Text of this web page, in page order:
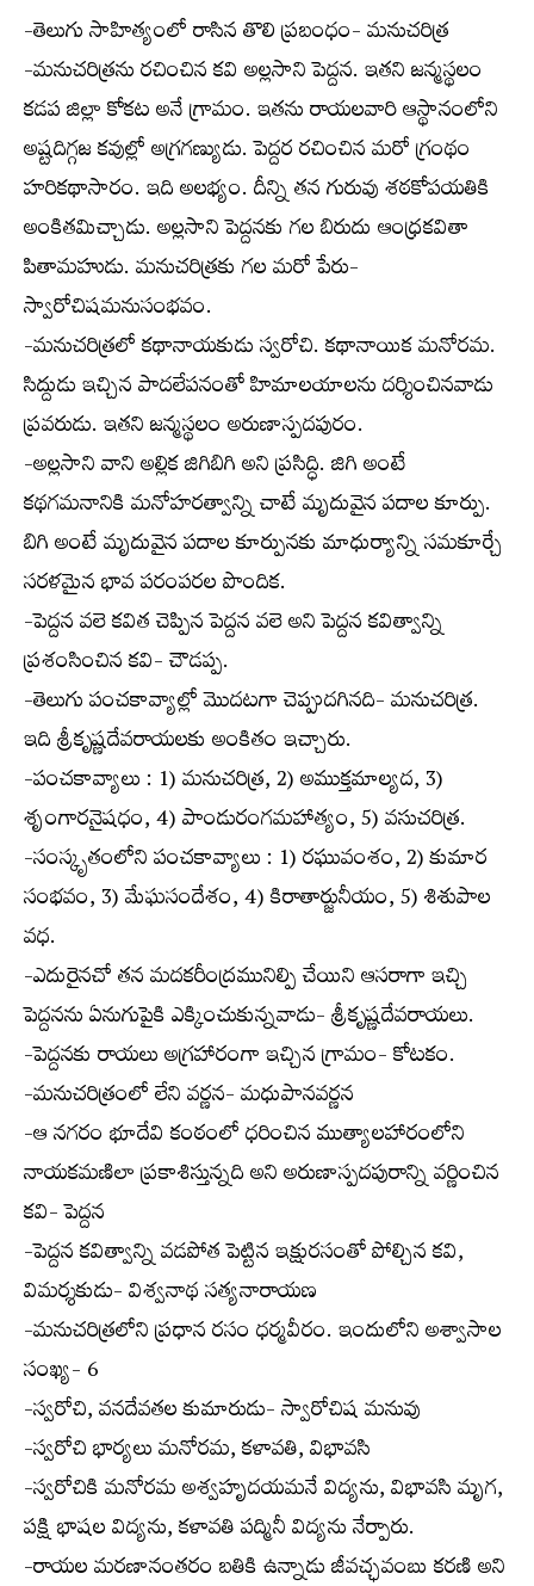
-తెలుగు సాహిత్యంలో రాసిన తొలి ప్రబంధం- మనుచరిత్ర
-మనుచరిత్రను రచించిన కవి అల్లసాని పెద్దన. ఇతని జన్మస్థలం
కడప జిల్లా కోకట అనే గ్రామం. ఇతను రాయలవారి ఆస్థానంలోని
అష్టదిగ్గజ కవుల్లో అగ్రగణ్యుడు. పెద్దర రచించిన మరో గ్రంథం
హరికథాసారం. ఇది అలభ్యం. దీన్ని తన గురువు శఠకోపయతికి
అంకితమిచ్చాడు. అల్లసాని పెద్దనకు గల బిరుదు ఆంధ్రకవితా
పితామహుడు. మనుచరిత్రకు గల మరో పేరు-
స్వారోచిషమనుసంభవం.
-మనుచరిత్రలో కథానాయకుడు స్వరోచి. కథానాయిక మనోరమ.
సిద్దుడు ఇచ్చిన పాదలేపనంతో హిమాలయాలను దర్శించినవాడు
ప్రవరుడు. ఇతని జన్మస్థలం అరుణాస్పదపురం.
-అల్లసాని వాని అల్లిక జిగిబిగి అని ప్రసిద్ధి. జిగి అంటే
కథగమనానికి మనోహరత్వాన్ని చాటే మృదువైన పదాల కూర్పు.
బిగి అంటే మృదువైన పదాల కూర్పునకు మాధుర్యాన్ని సమకూర్చే
సరళమైన భావ పరంపరల పొందిక.
-పెద్దన వలె కవిత చెప్పిన పెద్దన వలె అని పెద్దన కవిత్వాన్ని
ప్రశంసించిన కవి- చౌడప్ప.
-తెలుగు పంచకావ్యాల్లో మొదటగా చెప్పుదగినది- మనుచరిత్ర.
ఇది శ్రీకృష్ణదేవరాయలకు అంకితం ఇచ్చారు.
-పంచకావ్యాలు : 1) మనుచరిత్ర, 2) అముక్తమాల్యద, 3)
శృంగారనైషధం, 4) పాండురంగమహాత్యం, 5) వసుచరిత్ర.
-సంస్కృతంలోని పంచకావ్యాలు : 1) రఘువంశం, 2) కుమార
సంభవం, 3) మేఘసందేశం, 4) కిరాతార్జునీయం, 5) శిశుపాల
వధ.
-ఎదురైనచో తన మదకరీంద్రమునిల్పి చేయిని ఆసరాగా ఇచ్చి
పెద్దనను ఏనుగుపైకి ఎక్కించుకున్నవాడు- శ్రీకృష్ణదేవరాయలు.
-పెద్దనకు రాయలు అగ్రహారంగా ఇచ్చిన గ్రామం- కోటకం.
-మనుచరిత్రంలో లేని వర్ణన- మధుపానవర్ణన
-ఆ నగరం భూదేవి కంఠంలో ధరించిన ముత్యాలహారంలోని
నాయకమణిలా ప్రకాశిస్తున్నది అని అరుణాస్పదపురాన్ని వర్ణించిన
కవి- పెద్దన
-పెద్దన కవిత్వాన్ని వడపోత పెట్టిన ఇక్షురసంతో పోల్చిన కవి,
విమర్శకుడు- విశ్వనాథ సత్యనారాయణ
-మనుచరిత్రలోని ప్రధాన రసం ధర్మవీరం. ఇందులోని అశ్వాసాల
సంఖ్య- 6
-స్వరోచి, వనదేవతల కుమారుడు- స్వారోచిష మనువు
-స్వరోచి భార్యలు మనోరమ, కళావతి, విభావసి
-స్వరోచికి మనోరమ అశ్వహృదయమనే విద్యను, విభావసి మృగ,
పక్షి భాషల విద్యను, కళావతి పద్మినీ విద్యను నేర్పారు.
-రాయల మరణానంతరం బతికి ఉన్నాడు జీవచ్ఛవంబు కరణి అని